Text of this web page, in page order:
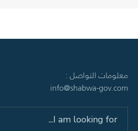
معلومات التواصل :
info@shabwa-gov.com